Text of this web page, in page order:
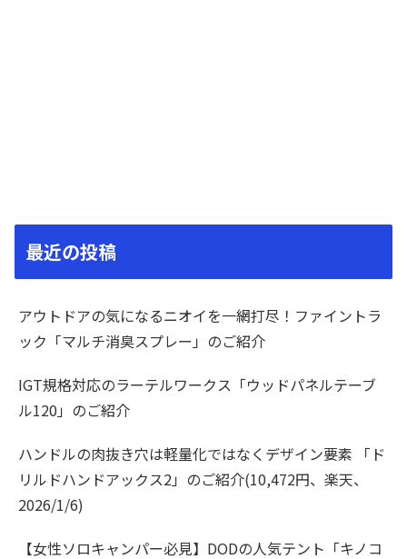
最近の投稿
アウトドアの気になるニオイを一網打尽！ファイントラ
ック「マルチ消臭スプレー」のご紹介
IGT規格対応のラーテルワークス「ウッドパネルテーブ
ル120」のご紹介
ハンドルの肉抜き穴は軽量化ではなくデザイン要素 「ド
リルドハンドアックス2」のご紹介(10,472円、楽天、
2026/1/6)
【女性ソロキャンパー必見】DODの人気テント「キノコ